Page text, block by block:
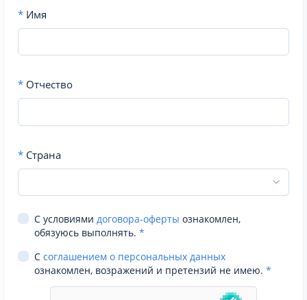
* Имя
* Отчество
* Страна
С условиями договора-оферты ознакомлен,
обязуюсь выполнять. *
С соглашением о персональных данных
ознакомлен, возражений и претензий не имею. *